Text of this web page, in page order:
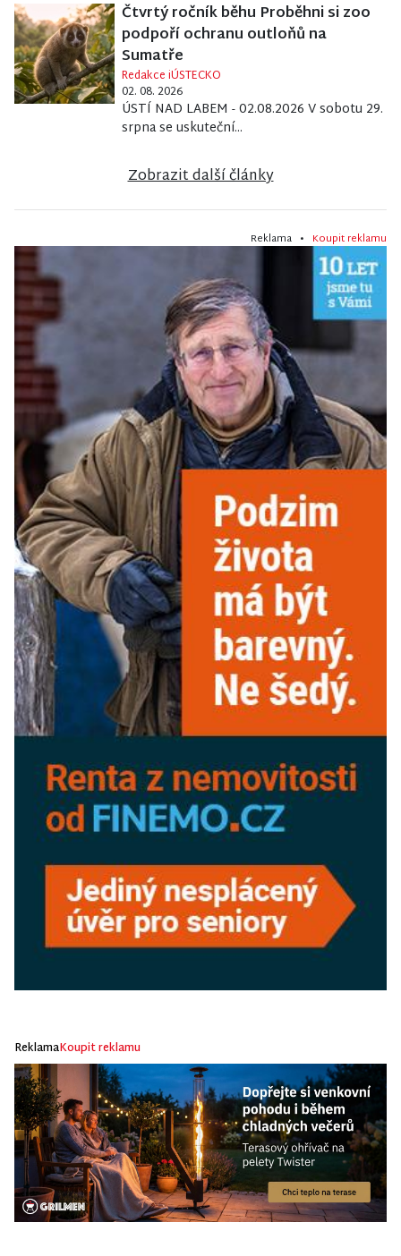
Čtvrtý ročník běhu Proběhni si zoo
podpoří ochranu outloňů na
Sumatře
Redakce iÚSTECKO
02. 08. 2026
ÚSTÍ NAD LABEM - 02.08.2026 V sobotu 29.
srpna se uskuteční...
Zobrazit další články
Reklama • Koupit reklamu
ReklamaKoupit reklamu